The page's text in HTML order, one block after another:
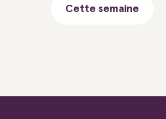
Cette semaine